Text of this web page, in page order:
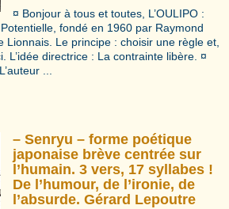
¤ Bonjour à tous et toutes, L’OULIPO :
fondé en 1960 par Raymond
Lionnais. Le principe : choisir une règle et,
L’idée directrice : La contrainte libère. ¤
...
– Senryu – forme poétique
japonaise brève centrée sur
l’humain. 3 vers, 17 syllabes !
De l’humour, de l’ironie, de
l’absurde. Gérard Lepoutre